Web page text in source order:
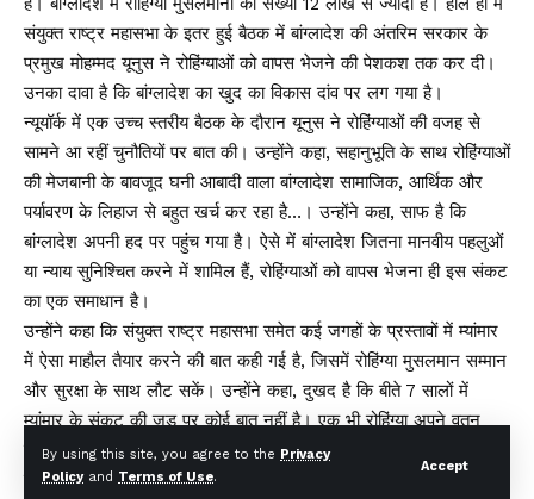
By using this site, you agree to the Privacy
Policyand Terms of Use.
Accept
संयुक्त राष्ट्र महासभा के इतर हुई बैठक में बांग्लादेश की अंतरिम सरकार के
प्रमुख मोहम्मद यूनुस ने रोहिंग्याओं को वापस भेजने की पेशकश तक कर दी।
उनका दावा है कि बांग्लादेश का खुद का विकास दांव पर लग गया है।
न्यूयॉर्क में एक उच्च स्तरीय बैठक के दौरान यूनुस ने रोहिंग्याओं की वजह से
सामने आ रहीं चुनौतियों पर बात की। उन्होंने कहा, सहानुभूति के साथ रोहिंग्याओं
की मेजबानी के बावजूद घनी आबादी वाला बांग्लादेश सामाजिक, आर्थिक और
पर्यावरण के लिहाज से बहुत खर्च कर रहा है…। उन्होंने कहा, साफ है कि
बांग्लादेश अपनी हद पर पहुंच गया है। ऐसे में बांग्लादेश जितना मानवीय पहलुओं
या न्याय सुनिश्चित करने में शामिल हैं, रोहिंग्याओं को वापस भेजना ही इस संकट
का एक समाधान है।
उन्होंने कहा कि संयुक्त राष्ट्र महासभा समेत कई जगहों के प्रस्तावों में म्यांमार
में ऐसा माहौल तैयार करने की बात कही गई है, जिसमें रोहिंग्या मुसलमान सम्मान
और सुरक्षा के साथ लौट सकें। उन्होंने कहा, दुखद है कि बीते 7 सालों में
म्यांमार के संकट की जड़ पर कोई बात नहीं है। एक भी रोहिंग्या अपने वतन
वापस नहीं जा पाया है।
उन्होंने कहा, ऐसे में जबरन विस्थापित किए गए रोहिंग्या, उनके मेजबान और